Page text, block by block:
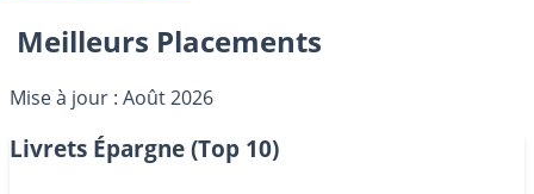
Meilleurs Placements
Mise à jour : Août 2026
Livrets Épargne (Top 10)